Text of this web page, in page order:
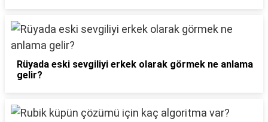
Rüyada eski sevgiliyi erkek olarak görmek ne anlama
gelir?